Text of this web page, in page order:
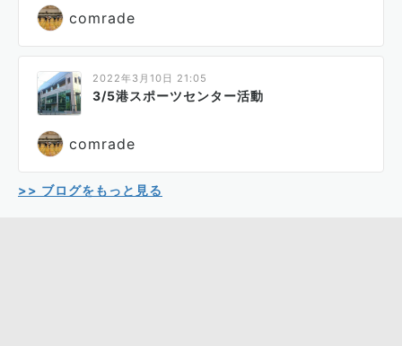
comrade
2022年3月10日 21:05
3/5港スポーツセンター活動
comrade
>> ブログをもっと見る